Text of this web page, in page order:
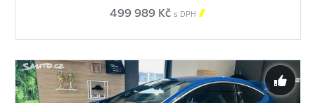
499 989 Kč s DPH 